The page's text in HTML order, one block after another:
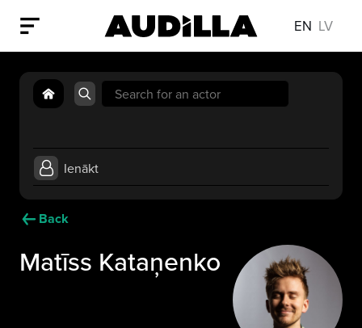
EN LV
Search
for:
Ienākt
Back
Matīss Kataņenko